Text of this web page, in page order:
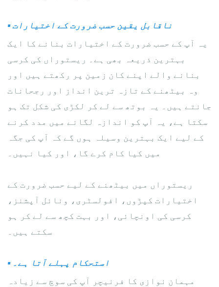
▪ ناقابل یقین حسب ضرورت کے اختیارات
یہ آپ کے حسب ضرورت کے اختیارات بنانے کا ایک
بہترین ذریعہ بھی ہے۔ ریستوراں کی کرسی
بنانے والے اپنے کان زمین پر رکھتے ہیں اور
وہ بیٹھنے کے تازہ ترین انداز اور رجحانات
جانتے ہیں۔ یہ بوتھ سے لے کر لکڑی کی شکل تک ہو
سکتا ہے، یہ آپ کو اندازہ لگانے میں مدد کرنے
کے لیے ایک بہترین وسیلہ ہوں گے کہ آپ کی جگہ
میں کیا کام کرے گا، اور کیا نہیں۔
ریستوراں میں بیٹھنے کے لیے حسب ضرورت کے
اختیارات کپڑوں، افولسٹری، ونائل آپشنز،
کرسی کی اونچائی، اور بہت کچھ سے لے کر ہو
سکتے ہیں۔
▪ استحکام پہلے آتا ہے۔
مہمان نوازی کا فرنیچر آپ کی سوچ سے زیادہ